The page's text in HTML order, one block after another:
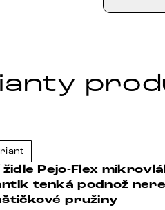
židle Pejo-Flex
tenká podnož
pružiny